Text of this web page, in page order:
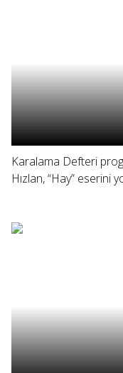
Karalama Defteri
Hızlan, “Hay” eserini